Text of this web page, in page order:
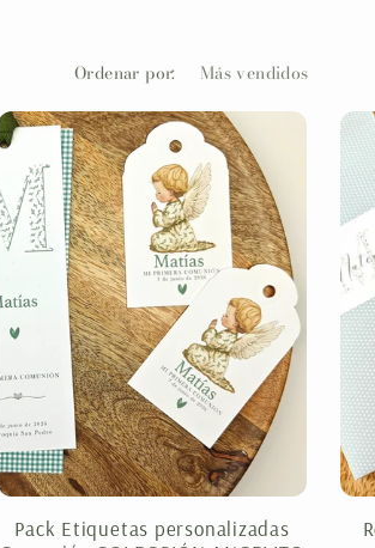
Ordenar por:
Pack Etiquetas personalizadas